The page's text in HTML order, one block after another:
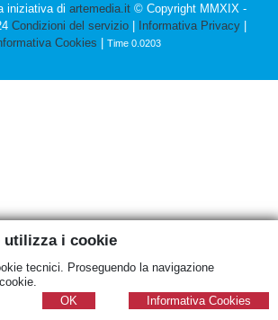
iniziativa di artemedia.it© Copyright MMXIX -
Condizioni del servizio| Informativa Privacy|
Cookies | Time 0.0203
utilizza i cookie
tecnici. Proseguendo la navigazione
Informativa Cookies
OK